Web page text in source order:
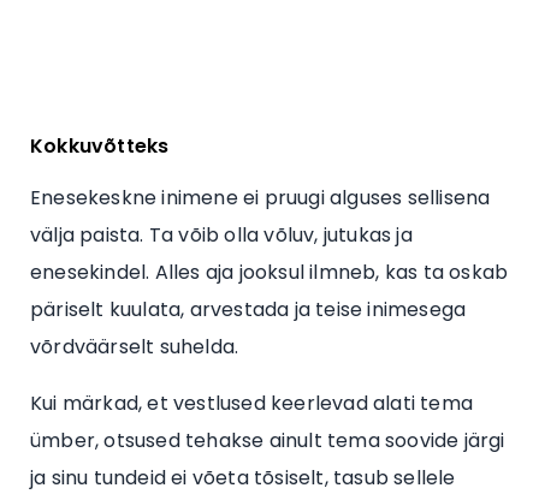
Kokkuvõtteks
Enesekeskne inimene ei pruugi alguses sellisena
välja paista. Ta võib olla võluv, jutukas ja
enesekindel. Alles aja jooksul ilmneb, kas ta oskab
päriselt kuulata, arvestada ja teise inimesega
võrdväärselt suhelda.
Kui märkad, et vestlused keerlevad alati tema
ümber, otsused tehakse ainult tema soovide järgi
ja sinu tundeid ei võeta tõsiselt, tasub sellele